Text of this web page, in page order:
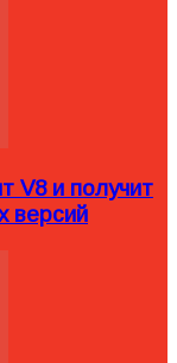
V8 и получит
версий